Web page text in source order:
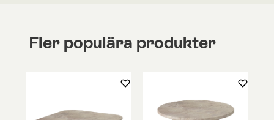
Fler populära produkter